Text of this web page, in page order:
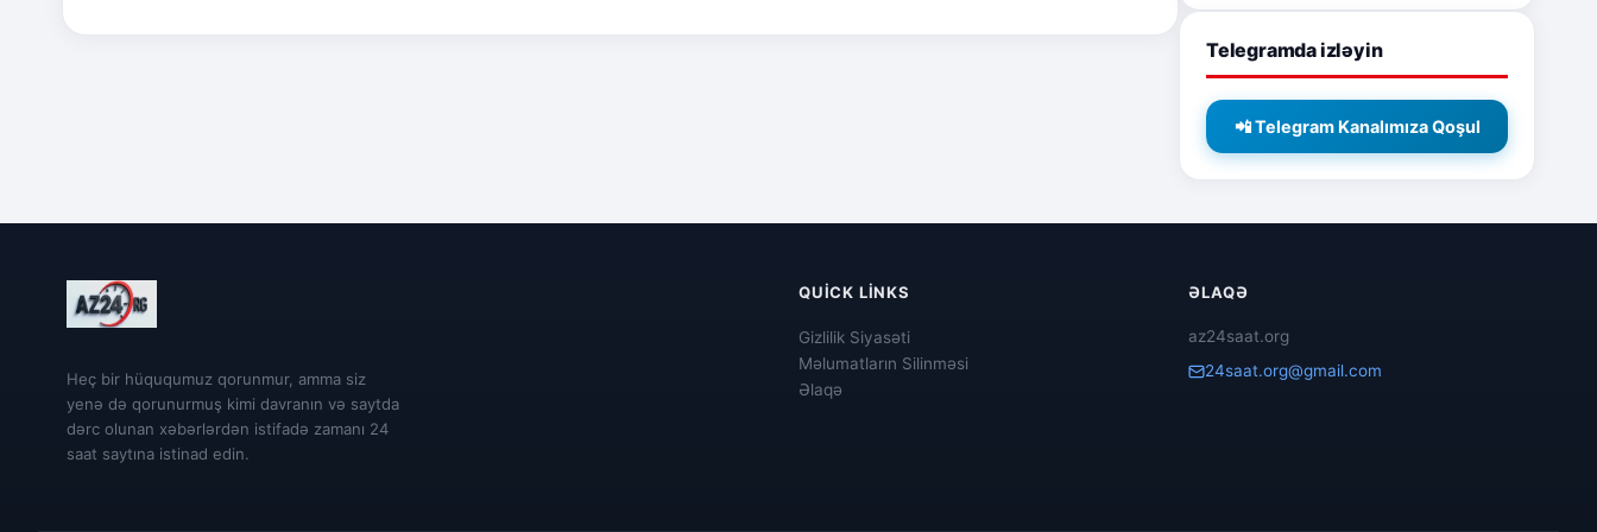
Telegramda izləyin
📲 Telegram Kanalımıza Qoşul
Heç bir hüququmuz qorunmur, amma siz
yenə də qorunurmuş kimi davranın və saytda
dərc olunan xəbərlərdən istifadə zamanı 24
saat saytına istinad edin.
QUICK LINKS
Gizlilik Siyasəti
Məlumatların Silinməsi
Əlaqə
ƏLAQƏ
az24saat.org
24saat.org@gmail.com